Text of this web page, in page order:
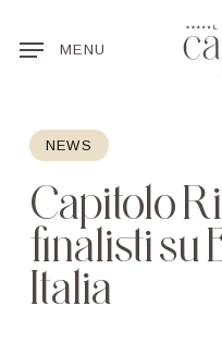
MENU
NEWS
Capitolo
finalisti su
Italia